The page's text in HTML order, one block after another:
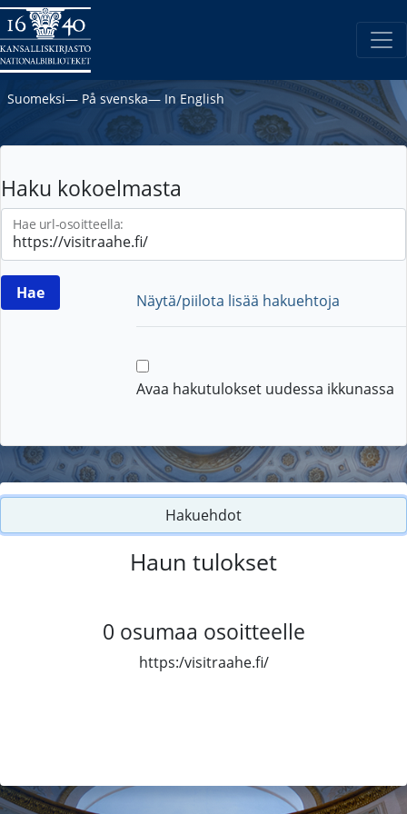
Suomeksi― På svenska― In English
Haku kokoelmasta
Hae url-osoitteella:
Näytä/piilota lisää hakuehtoja
Avaa hakutulokset uudessa ikkunassa
Hakuehdot
Haun tulokset
0 osumaa osoitteelle
https:/visitraahe.fi/